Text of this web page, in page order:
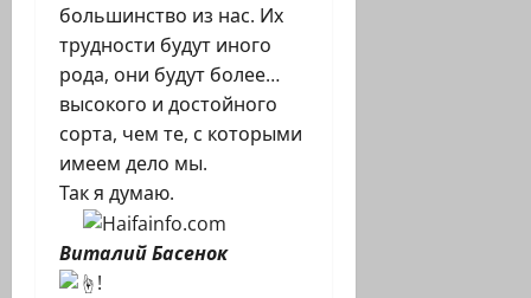
большинство из нас. Их
трудности будут иного
рода, они будут более…
высокого и достойного
сорта, чем те, с которыми
имеем дело мы.
Так я думаю.
Виталий Басенок
!